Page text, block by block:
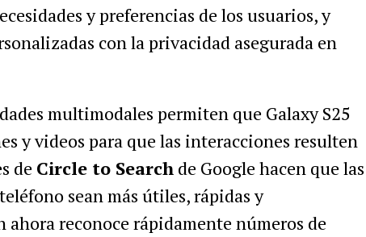
y preferencias de los usuarios, y
con la privacidad asegurada en
multimodales permiten que Galaxy S25
y videos para que las interacciones resulten
de Circle to Searchde Google hacen que las
sean más útiles, rápidas y
ahora reconoce rápidamente números de